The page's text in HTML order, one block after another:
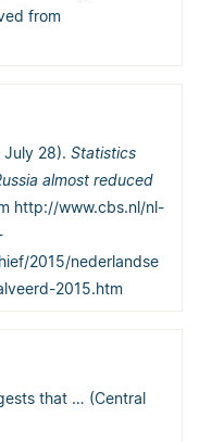
from
July 28). Statistics
almost reduced
http://www.cbs.nl/nl-
2015/nederlandse
2015.htm
that … (Central